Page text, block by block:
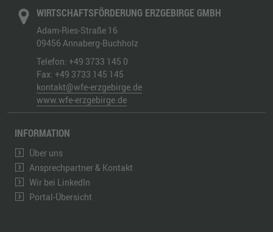
WIRTSCHAFTSFÖRDERUNG ERZGEBIRGE GMBH
Adam-Ries-Straße 16
09456 Annaberg-Buchholz
Telefon: +49 3733 145 0
Fax: +49 3733 145 145
kontakt@wfe-erzgebirge.de
www.wfe-erzgebirge.de
INFORMATION
Über uns
Ansprechpartner & Kontakt
Wir bei LinkedIn
Portal-Übersicht